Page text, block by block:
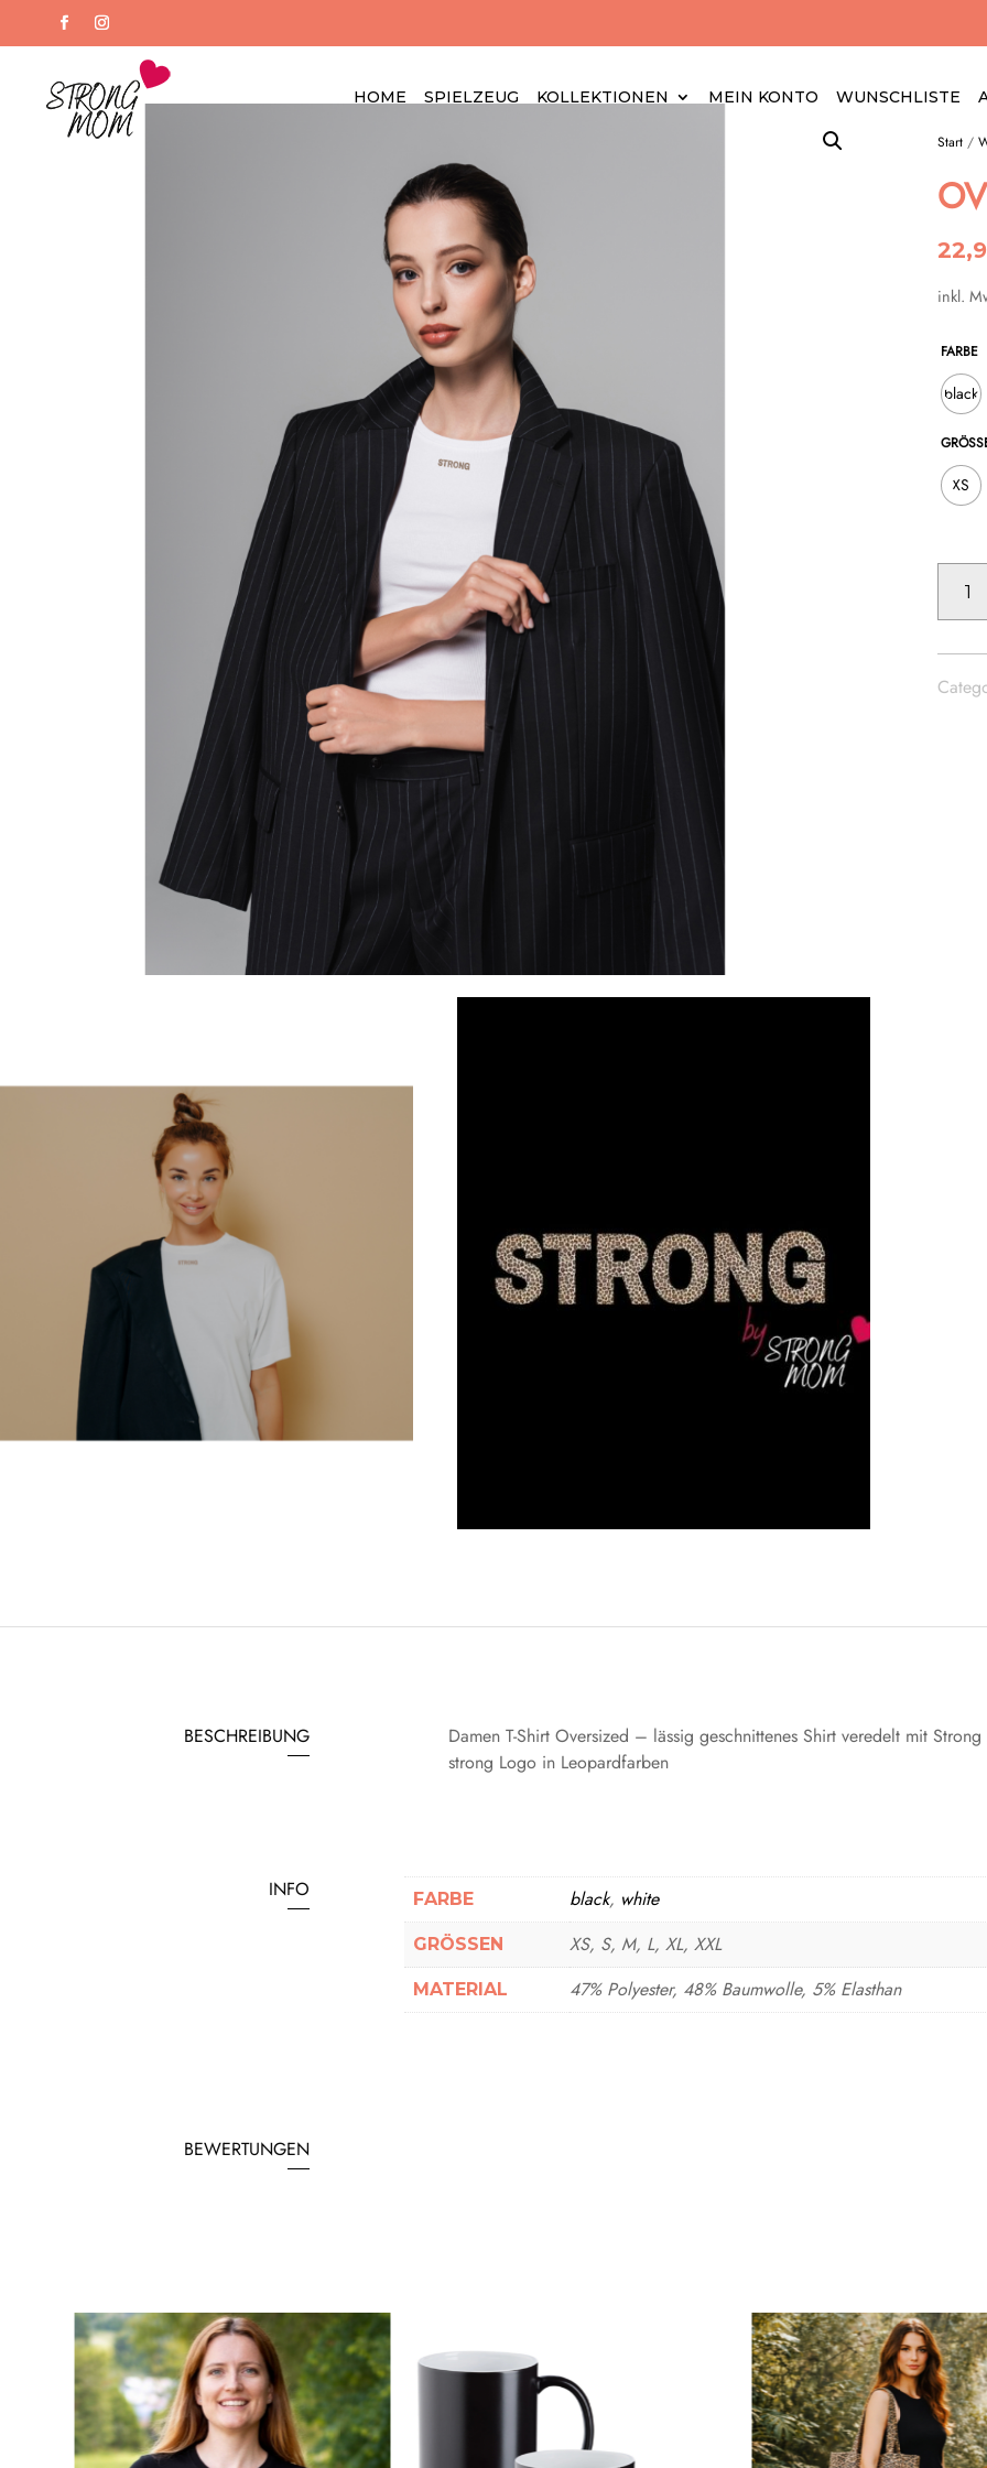
HOME SPIELZEUG KOLLEKTIONEN MEIN KONTO WUNSCHLISTE
Start/
inkl.
FARBE
black
XS
SHIRT
MENGE
BESCHREIBUNG
Damen T-Shirt Oversized – lässig geschnittenes Shirt veredelt mit
strong Logo in Leopardfarben
INFO FARBE black, white
GRÖSSEN XS, S, M, L, XL, XXL
MATERIAL 47% Polyester, 48% Baumwolle, 5% Elasthan
BEWERTUNGEN